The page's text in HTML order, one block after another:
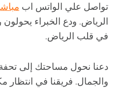
تواصل علي الواتس اب
الرياض. ودع الخبراء
في قلب الرياض.
دعنا نحول مساحتك إلى
والجمال. فريقنا في انتظار